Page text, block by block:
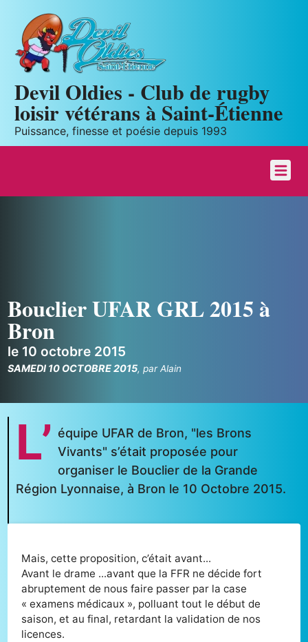
Devil Oldies - Club de rugby
loisir vétérans à Saint-Étienne
Puissance, finesse et poésie depuis 1993
Bouclier UFAR GRL 2015 à
Bron
le 10 octobre 2015
SAMEDI 10 OCTOBRE 2015,parAlain
L’ équipe UFAR de Bron, "les Brons
Vivants" s’était proposée pour
organiser le Bouclier de la Grande
Région Lyonnaise, à Bron le 10 Octobre 2015.
Mais, cette proposition, c’était avant...
Avant le drame ...avant que la FFR ne décide fort
abruptement de nous faire passer par la case
« examens médicaux », polluant tout le début de
saison, et au final, retardant la validation de nos
licences.